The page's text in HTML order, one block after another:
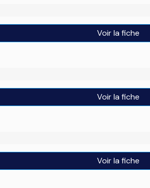
Voir la fiche
Voir la fiche
Voir la fiche